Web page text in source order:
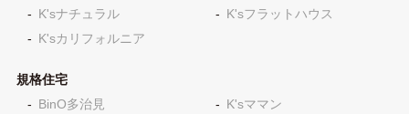
K'sナチュラル
K'sフラットハウス
K'sカリフォルニア
規格住宅
BinO多治見
K'sママン